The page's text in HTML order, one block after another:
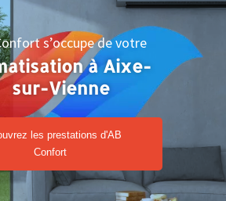
s’occupe de votre
à Aixe-
sur-Vienne
les prestations d'AB
Confort